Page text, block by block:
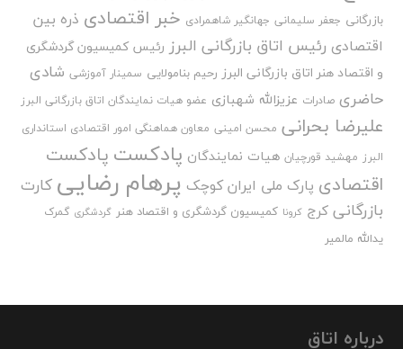
بازرگانی جعفر سلیمانی جهانگیر شاهمرادی خبر اقتصادی ذره بین
اقتصادی رئیس اتاق بازرگانی البرز رئیس کمیسیون گردشگری
و اقتصاد هنر اتاق بازرگانی البرز رحیم بنامولایی سمینار آموزشی شادی
حاضری صادرات عزیزالله شهبازی عضو هیات نمایندگان اتاق بازرگانی البرز
علیرضا بحرانی محسن امینی معاون هماهنگی امور اقتصادی استانداری
البرز مهشید قورچیان هیات نمایندگان پادکست پادکست
اقتصادی پارک ملی ایران کوچک پرهام رضایی کارت
بازرگانی کرج کرونا کمیسیون گردشگری و اقتصاد هنر گردشگری گمرک
یدالله مالمیر
درباره اتاق